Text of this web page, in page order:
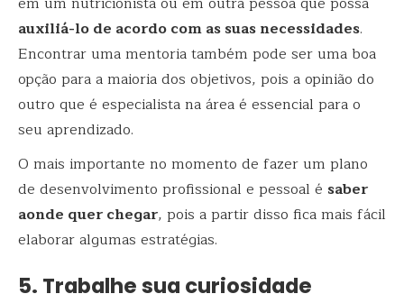
auxiliá-lo de acordo com as suas necessidades.
Encontrar uma mentoria também pode ser uma boa
opção para a maioria dos objetivos, pois a opinião do
outro que é especialista na área é essencial para o
seu aprendizado.
O mais importante no momento de fazer um plano
de desenvolvimento profissional e pessoal é saber
aonde quer chegar, pois a partir disso fica mais fácil
elaborar algumas estratégias.
5. Trabalhe sua curiosidade